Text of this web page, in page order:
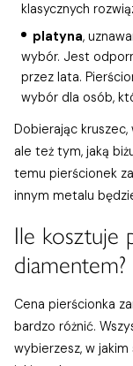
klasycznych
platyna,
wybór. Jest
przez lata.
wybór dla osób,
Dobierając
ale też tym, jaką
temu pierścionek
innym metalu
Ile kosztuje
diamentem?
Cena pierścionka
bardzo różnić.
wybierzesz, w